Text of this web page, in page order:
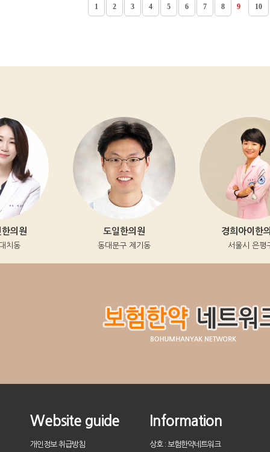
1 2 3 4 5 6 7 8 9 10
원
동
도일한의원
동대문구 제기동
경희아이한의원
서울시 은평구
Website guide
개인정보 취급방침
Information
상호 : 보험한약네트워크